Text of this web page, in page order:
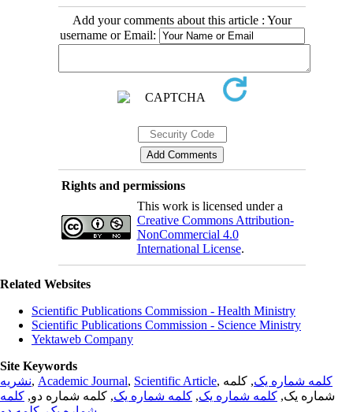
Add your comments about this article : Your
username or Email:
Rights and permissions
This work is licensed under a
Creative Commons Attribution-
NonCommercial 4.0
International License.
Related Websites
Scientific Publications Commission - Health Ministry
Scientific Publications Commission - Science Ministry
Yektaweb Company
Site Keywords
نشریه, Academic Journal, Scientific Article, کلمه شماره یک, کلمه
شماره یک, کلمه شماره یک, کلمه شماره یک, کلمه شماره دو, کلمه